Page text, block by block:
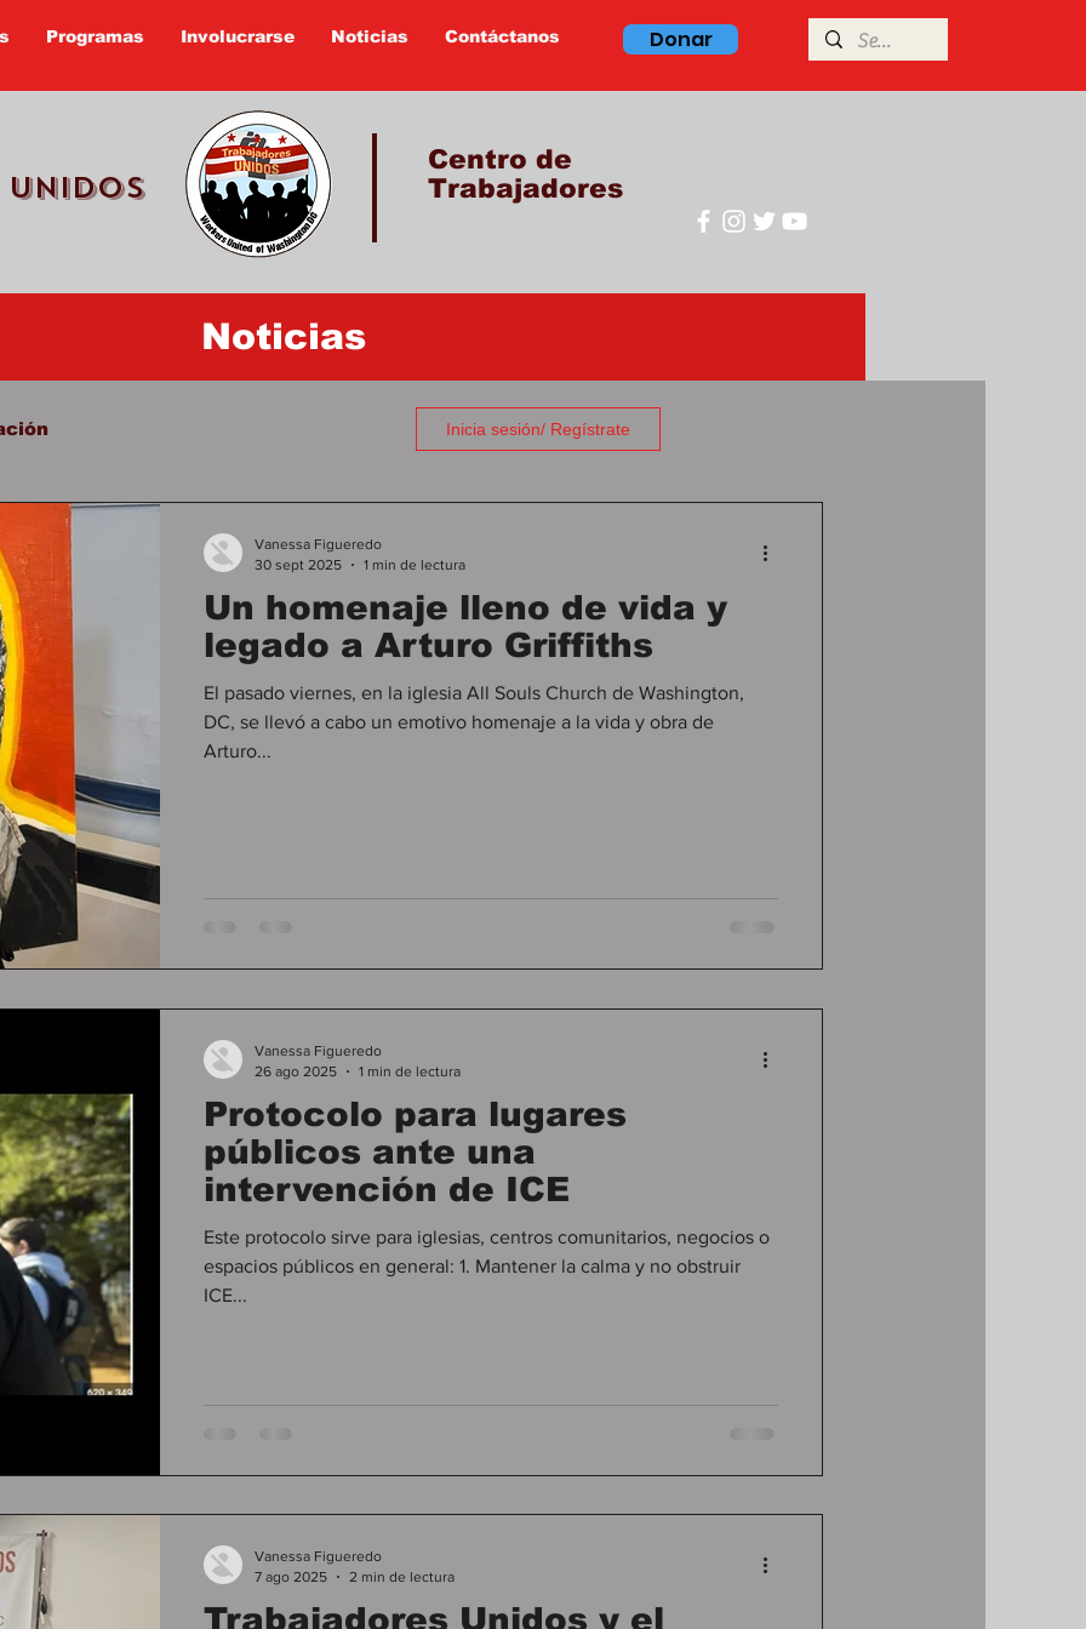
Programas Involucrarse Noticias Contáctanos Donar
UNIDOS
Centro de
Trabajadores
Noticias
Educacion Civica
Inicia sesión/ Regístrate
Un homenaje lleno de vida y
legado a Arturo Griffiths
El pasado viernes, en la iglesia All Souls Church de Washington,
DC, se llevó a cabo un emotivo homenaje a la vida y obra de
Arturo...
Vanessa Figueredo
30 sept 2025
1 min de lectura
Protocolo para lugares
públicos ante una
intervención de ICE
Este protocolo sirve para iglesias, centros comunitarios, negocios o
espacios públicos en general: 1. Mantener la calma y no obstruir
ICE...
Vanessa Figueredo
26 ago 2025
1 min de lectura
Trabajadores Unidos y el
Vanessa Figueredo
7 ago 2025
2 min de lectura